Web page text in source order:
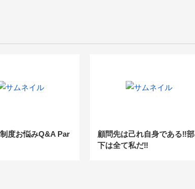
度お悩みQ&A Par
顧問先は己れ自身である‼︎部
下は全て私だ‼︎